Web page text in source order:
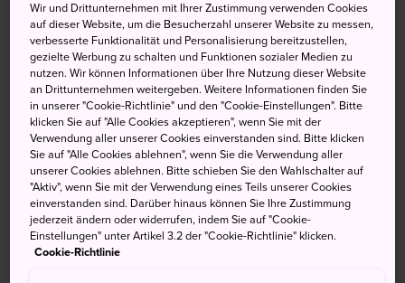
Touristenattraktionen in der Region Kanto.
Ein Video mit einem schönen Blick auf den Buddha mit
vielen Tipps zu Kamakura und Kanagwa und Blick auf
einen schönen Strand gibt es hier.
Nicht verpassen
Die 1,8 Meter langen Strohsandalen des
Buddhas
Wir und Drittunternehmen mit Ihrer Zustimmung verwenden Cookies
auf dieser Website, um die Besucherzahl unserer Website zu messen,
verbesserte Funktionalität und Personalisierung bereitzustellen,
gezielte Werbung zu schalten und Funktionen sozialer Medien zu
nutzen. Wir können Informationen über Ihre Nutzung dieser Website
an Drittunternehmen weitergeben. Weitere Informationen finden Sie
in unserer "Cookie-Richtlinie" und den "Cookie-Einstellungen". Bitte
klicken Sie auf "Alle Cookies akzeptieren", wenn Sie mit der
Verwendung aller unserer Cookies einverstanden sind. Bitte klicken
Sie auf "Alle Cookies ablehnen", wenn Sie die Verwendung aller
unserer Cookies ablehnen. Bitte schieben Sie den Wahlschalter auf
"Aktiv", wenn Sie mit der Verwendung eines Teils unserer Cookies
einverstanden sind. Darüber hinaus können Sie Ihre Zustimmung
jederzeit ändern oder widerrufen, indem Sie auf "Cookie-
Einstellungen" unter Artikel 3.2 der "Cookie-Richtlinie" klicken.
Cookie-Richtlinie